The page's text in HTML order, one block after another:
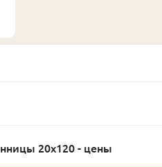
20х120 - цены